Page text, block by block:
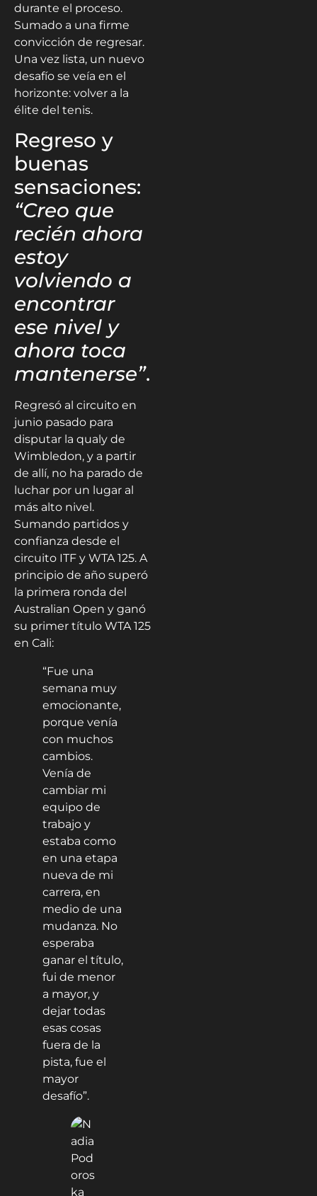
durante el proceso.
Sumado a una firme
convicción de regresar.
Una vez lista, un nuevo
desafío se veía en el
horizonte: volver a la
élite del tenis.
Regreso y
buenas
sensaciones:
“Creo que
recién ahora
estoy
volviendo a
encontrar
ese nivel y
ahora toca
mantenerse”.
Regresó al circuito en
junio pasado para
disputar la qualy de
Wimbledon, y a partir
de allí, no ha parado de
luchar por un lugar al
más alto nivel.
Sumando partidos y
confianza desde el
circuito ITF y WTA 125. A
principio de año superó
la primera ronda del
Australian Open y ganó
su primer título WTA 125
en Cali:
“Fue una
semana muy
emocionante,
porque venía
con muchos
cambios.
Venía de
cambiar mi
equipo de
trabajo y
estaba como
en una etapa
nueva de mi
carrera, en
medio de una
mudanza. No
esperaba
ganar el título,
fui de menor
a mayor, y
dejar todas
esas cosas
fuera de la
pista, fue el
mayor
desafío”.